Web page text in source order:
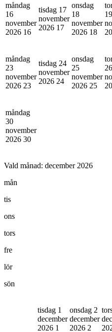
måndag
16
november
2026 16
tisdag 17
november
2026 17
onsdag
18
november
2026 18
19
måndag
23
november
2026 23
tisdag 24
november
2026 24
onsdag
25
november
2026 25
26
måndag
30
november
2026 30
Vald månad: december 2026
mån
tis
ons
tors
fre
lör
sön
tisdag 1
december
2026 1
onsdag 2
december
2026 2